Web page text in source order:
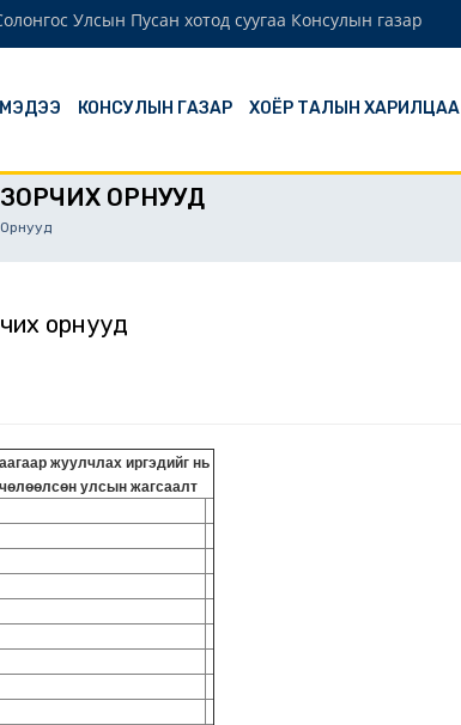
Улсын Пусан хотод суугаа Консулын газар
МЭДЭЭ КОНСУЛЫН ГАЗАР ХОЁР ТАЛЫН ХАРИЛЦАА
ОРНУУД
Орнууд
орнууд
жуулчлах иргэдийг нь
улсын жагсаалт